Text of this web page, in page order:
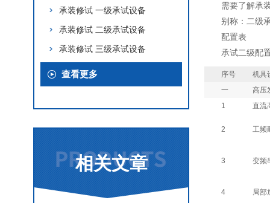
承装修试 一级承试设备
承装修试 二级承试设备
承装修试 三级承试设备
查看更多
相关文章
需要了解承
别称：二级
配置表
承试二级配
序号
机具
一
高压
1
直流
2 工频
3 变频
4 局部